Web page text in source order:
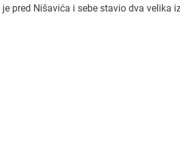
pred Nišavića i sebe stavio dva velika